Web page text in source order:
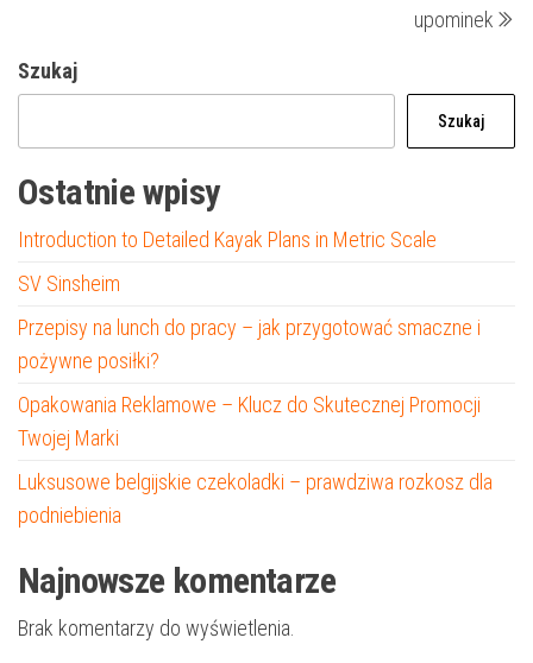
upominek
Szukaj
Szukaj
Ostatnie wpisy
Introduction to Detailed Kayak Plans in Metric Scale
SV Sinsheim
Przepisy na lunch do pracy – jak przygotować smaczne i
pożywne posiłki?
Opakowania Reklamowe – Klucz do Skutecznej Promocji
Twojej Marki
Luksusowe belgijskie czekoladki – prawdziwa rozkosz dla
podniebienia
Najnowsze komentarze
Brak komentarzy do wyświetlenia.